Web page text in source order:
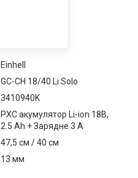
Einhell
GC-CH 18/40 Li Solo
3410940K
PXC акумулятор Li-ion 18В,
2.5 Ah + Зарядне 3 А
47,5 см / 40 см
13 мм